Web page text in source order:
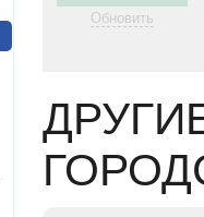
Обновить